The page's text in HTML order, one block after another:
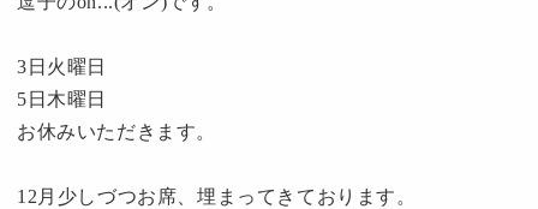
3日火曜日
5日木曜日
お休みいただきます。
12月少しづつお席、埋まってきております。